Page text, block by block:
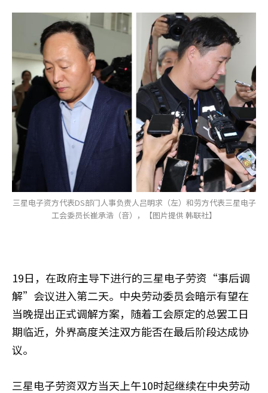
三星电子资方代表DS部门人事负责人吕明求（左）和劳方代表三星电子
工会委员长崔承浩（音），【图片提供 韩联社】
19日，在政府主导下进行的三星电子劳资“事后调
解”会议进入第二天。中央劳动委员会暗示有望在
当晚提出正式调解方案，随着工会原定的总罢工日
期临近，外界高度关注双方能否在最后阶段达成协
议。
三星电子劳资双方当天上午10时起继续在中央劳动